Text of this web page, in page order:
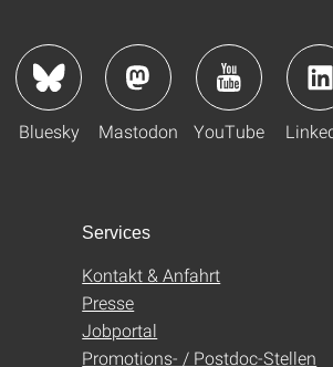
Bluesky Mastodon YouTube
Services
Kontakt & Anfahrt
Presse
Jobportal
Promotions- / Postdoc-Stellen